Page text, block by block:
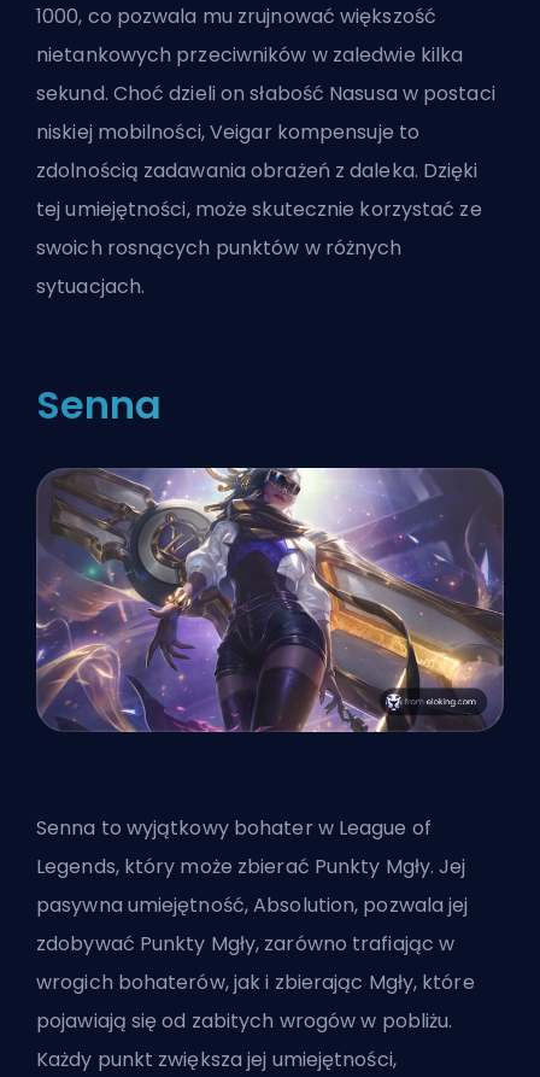
1000, co pozwala mu zrujnować większość
nietankowych przeciwników w zaledwie kilka
sekund. Choć dzieli on słabość Nasusa w postaci
niskiej mobilności, Veigar kompensuje to
zdolnością zadawania obrażeń z daleka. Dzięki
tej umiejętności, może skutecznie korzystać ze
swoich rosnących punktów w różnych
sytuacjach.
Senna
Senna to wyjątkowy bohater w League of
Legends, który może zbierać Punkty Mgły. Jej
pasywna umiejętność, Absolution, pozwala jej
zdobywać Punkty Mgły, zarówno trafiając w
wrogich bohaterów, jak i zbierając Mgły, które
pojawiają się od zabitych wrogów w pobliżu.
Każdy punkt zwiększa jej umiejętności,